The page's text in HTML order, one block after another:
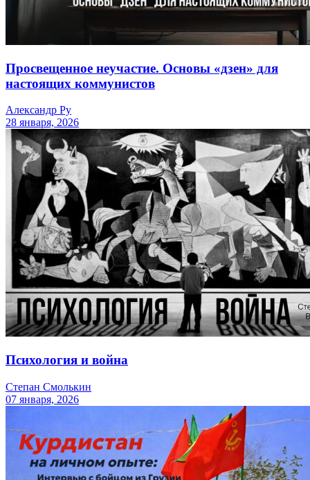
Просвещенное неучастие. Основы «дзен» для
настоящих коммунистов
Александр Ру
28 января, 2026
Психология и война
Степан Смолькин
07 января, 2026